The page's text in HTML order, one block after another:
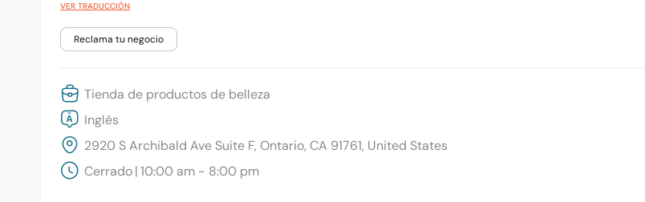
VER TRADUCCIÓN
Reclama tu negocio
Tienda de productos de belleza
Inglés
2920 S Archibald Ave Suite F, Ontario, CA 91761, United States
Cerrado|10:00 am - 8:00 pm